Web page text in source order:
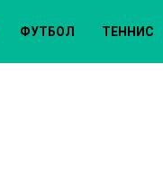
ФУТБОЛ ТЕННИС